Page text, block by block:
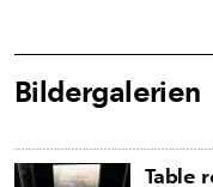
Bildergalerien
Table